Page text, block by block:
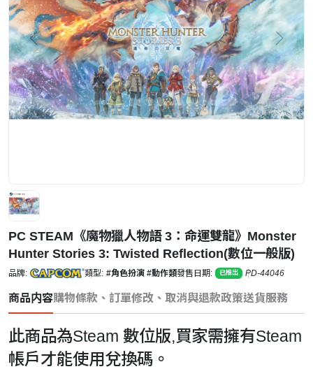
PC STEAM《魔物獵人物語 3：命運雙龍》Monster
Hunter Stories 3: Twisted Reflection(數位一般版)
品牌: 類型: #角色扮演 #動作類發售日期: 已推出 PD-44046
商品内容購物條款、訂單修改、取消與退款政策送貨服務
此商品為Steam 數位版,買家需擁有Steam
帳戶才能使用兌換碼。